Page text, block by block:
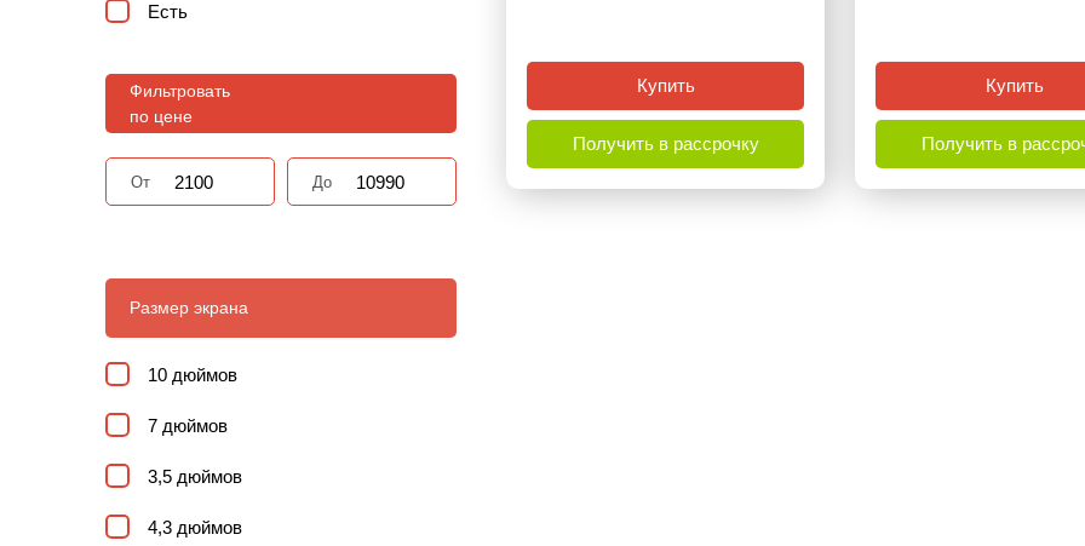
Есть
Фильтровать
по цене
От До
Размер экрана
10 дюймов
7 дюймов
3,5 дюймов
4,3 дюймов
Купить
Получить в рассрочку
Купить
Получить в